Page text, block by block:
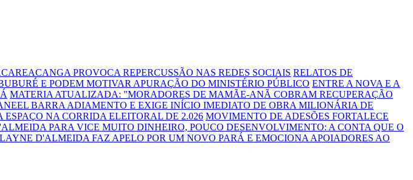
PROVOCA REPERCUSSÃO NAS REDES SOCIAIS RELATOS DE
E PODEM MOTIVAR APURAÇÃO DO MINISTÉRIO PÚBLICO ENTRE A NOVA E A
MATERIA ATUALIZADA: "MORADORES DE MAMÃE-ANÃ COBRAM RECUPERAÇÃO
ANEEL BARRA ADIAMENTO E EXIGE INÍCIO IMEDIATO DE OBRA MILIONÁRIA DE
NA CORRIDA ELEITORAL DE 2.026 MOVIMENTO DE ADESÕES FORTALECE
PARA VICE MUITO DINHEIRO, POUCO DESENVOLVIMENTO: A CONTA QUE O
D'ALMEIDA FAZ APELO POR UM NOVO PARÁ E EMOCIONA APOIADORES AO